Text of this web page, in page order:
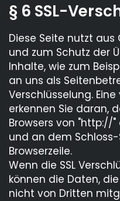
§ 6 SSL-
Diese Seite nutzt
und zum Schutz der
Inhalte, wie zum
an uns als
Verschlüsselung.
erkennen Sie daran,
Browsers von "http://
und an dem
Browserzeile.
Wenn die SSL
können die Daten,
nicht von Dritten